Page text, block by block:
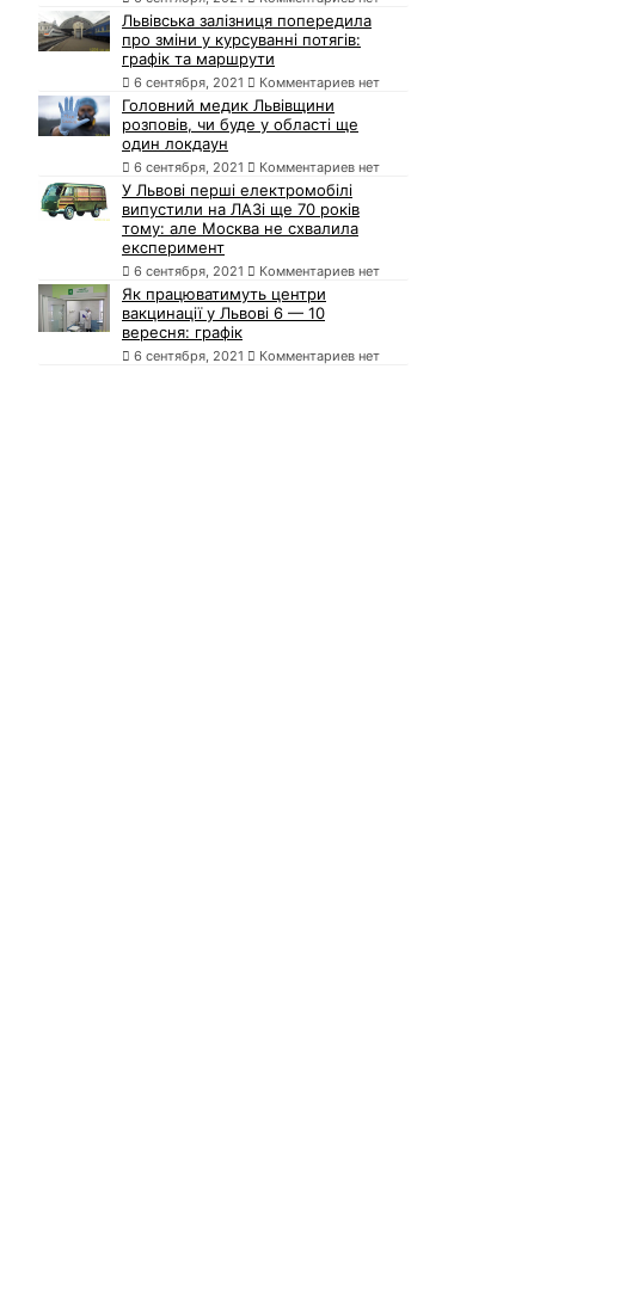
Львівська залізниця попередила
про зміни у курсуванні потягів:
графік та маршрути
6 сентября, 2021 Комментариев нет
Головний медик Львівщини
розповів, чи буде у області ще
один локдаун
6 сентября, 2021 Комментариев нет
У Львові перші електромобілі
випустили на ЛАЗі ще 70 років
тому: але Москва не схвалила
експеримент
6 сентября, 2021 Комментариев нет
Як працюватимуть центри
вакцинації у Львові 6 — 10
вересня: графік
6 сентября, 2021 Комментариев нет